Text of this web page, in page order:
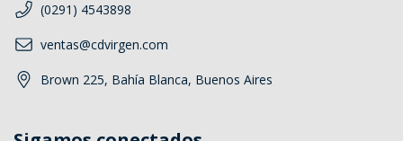
(0291) 4543898
ventas@cdvirgen.com
Brown 225, Bahía Blanca, Buenos Aires